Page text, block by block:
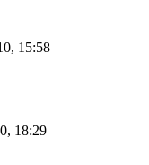
15:58
18:29